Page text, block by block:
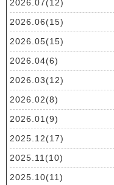
2026.07(12)
2026.06(15)
2026.05(15)
2026.04(6)
2026.03(12)
2026.02(8)
2026.01(9)
2025.12(17)
2025.11(10)
2025.10(11)